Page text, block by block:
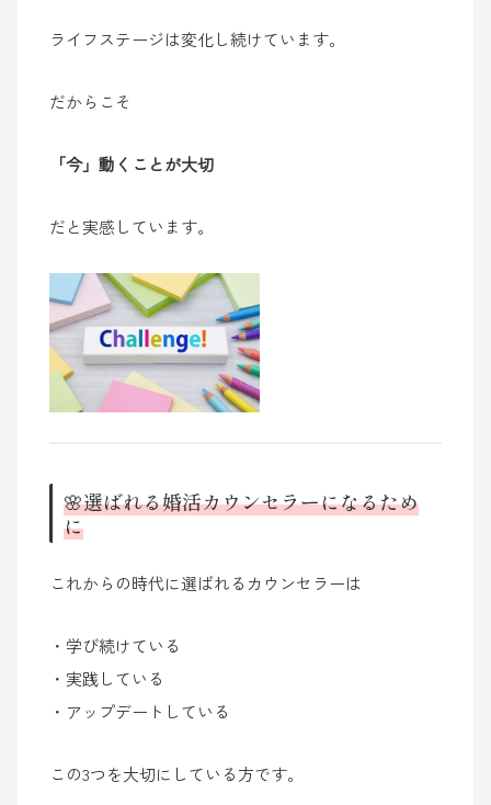
ライフステージは変化し続けています。
だからこそ
「今」動くことが大切
だと実感しています。
🌸選ばれる婚活カウンセラーになるため
に
これからの時代に選ばれるカウンセラーは
・学び続けている
・実践している
・アップデートしている
この3つを大切にしている方です。